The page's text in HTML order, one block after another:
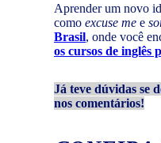
Aprender um novo
como excuse me e
Brasil, onde você
os cursos de inglês
Já teve dúvidas se
nos comentários!